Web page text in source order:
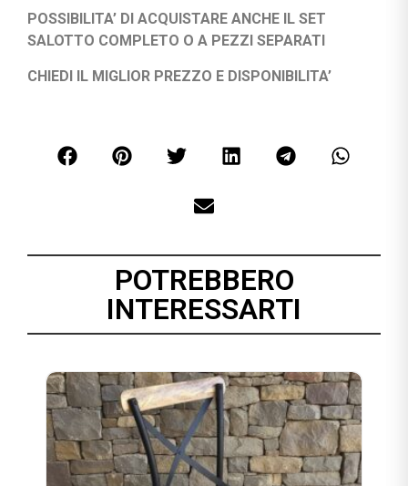
POSSIBILITA’ DI ACQUISTARE ANCHE IL SET
SALOTTO COMPLETO O A PEZZI SEPARATI
CHIEDI IL MIGLIOR PREZZO E DISPONIBILITA’
POTREBBERO
INTERESSARTI